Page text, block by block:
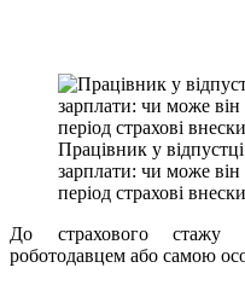
Працівник у
зарплати: чи може він
період страхові внески
До страхового стажу
роботодавцем або самою